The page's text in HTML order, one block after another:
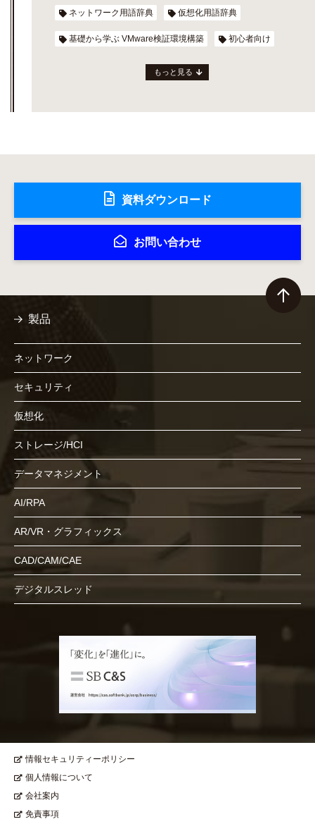
ネットワーク用語辞典 仮想化用語辞典
基礎から学ぶ VMware検証環境構築 初心者向け
もっと見る
資料ダウンロード
お問い合わせ
製品
ネットワーク
セキュリティ
仮想化
ストレージ/HCI
データマネジメント
AI/RPA
AR/VR・グラフィックス
CAD/CAM/CAE
デジタルスレッド
情報セキュリティーポリシー
個人情報について
会社案内
免責事項